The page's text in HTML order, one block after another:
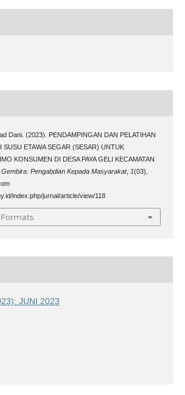
Dani. (2023). PENDAMPINGAN DAN PELATIHAN
SUSU ETAWA SEGAR (SESAR) UNTUK
KONSUMEN DI DESA PAYA GELI KECAMATAN
Pengabdian Kepada Masyarakat, 1(03),
index.php/jurnal/article/view/118
JUNI 2023